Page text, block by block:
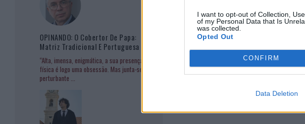
I want to opt-out of Collection,
of my Personal Data that Is
was collected.
Opted Out
CONFIRM
Data Deletion
OPINANDO: O Cobertor De Papa:
Matriz Tradicional E Portuguesa
“Alta, imensa, enigmática, a sua presença
física é logo uma obsessão. Mas junta-se à
perturbante ...